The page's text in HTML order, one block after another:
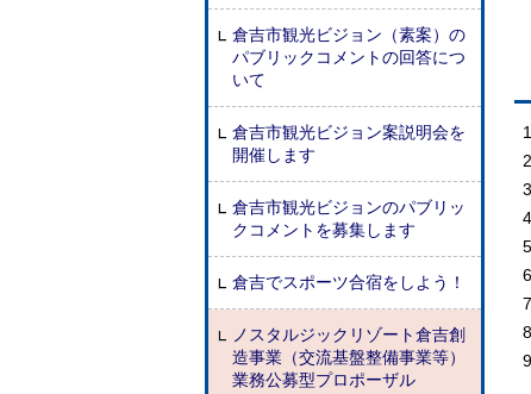
倉吉市観光ビジョン（素案）の
パブリックコメントの回答につ
いて
倉吉市観光ビジョン案説明会を
開催します
倉吉市観光ビジョンのパブリッ
クコメントを募集します
倉吉でスポーツ合宿をしよう！
ノスタルジックリゾート倉吉創
造事業（交流基盤整備事業等）
業務公募型プロポーザル